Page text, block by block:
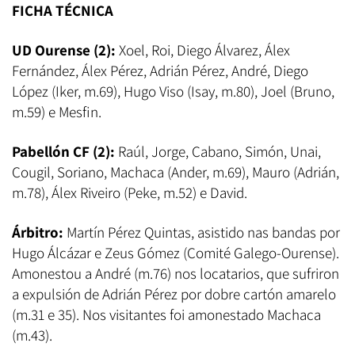
FICHA TÉCNICA
UD Ourense (2): Xoel, Roi, Diego Álvarez, Álex
Fernández, Álex Pérez, Adrián Pérez, André, Diego
López (Iker, m.69), Hugo Viso (Isay, m.80), Joel (Bruno,
m.59) e Mesfin.
Pabellón CF (2): Raúl, Jorge, Cabano, Simón, Unai,
Cougil, Soriano, Machaca (Ander, m.69), Mauro (Adrián,
m.78), Álex Riveiro (Peke, m.52) e David.
Árbitro: Martín Pérez Quintas, asistido nas bandas por
Hugo Álcázar e Zeus Gómez (Comité Galego-Ourense).
Amonestou a André (m.76) nos locatarios, que sufriron
a expulsión de Adrián Pérez por dobre cartón amarelo
(m.31 e 35). Nos visitantes foi amonestado Machaca
(m.43).